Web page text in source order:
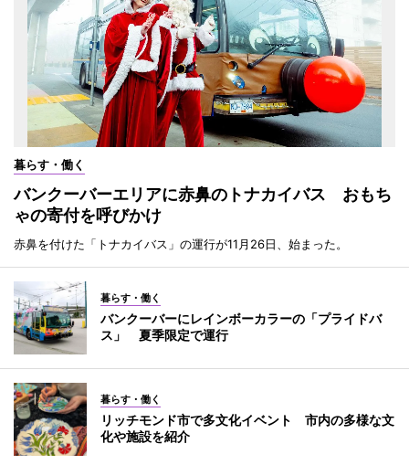
暮らす・働く
バンクーバーエリアに赤鼻のトナカイバス おもち
ゃの寄付を呼びかけ
赤鼻を付けた「トナカイバス」の運行が11月26日、始まった。
暮らす・働く
バンクーバーにレインボーカラーの「プライドバ
ス」 夏季限定で運行
暮らす・働く
リッチモンド市で多文化イベント 市内の多様な文
化や施設を紹介